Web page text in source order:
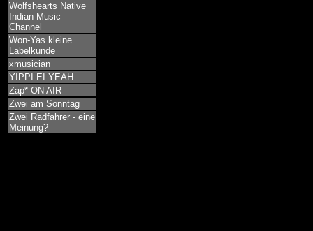
Wolfshearts Native
Indian Music
Channel
Won-Yas kleine
Labelkunde
xmusician
YIPPI EI YEAH
Zap* ON AIR
Zwei am Sonntag
Zwei Radfahrer - eine
Meinung?